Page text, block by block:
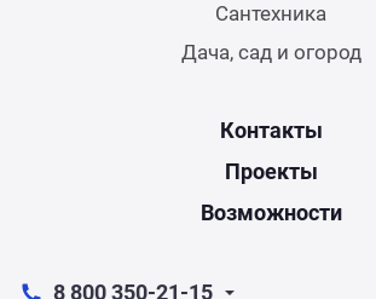
Сантехника
Дача, сад и огород
Контакты
Проекты
Возможности
8 800 350-21-15